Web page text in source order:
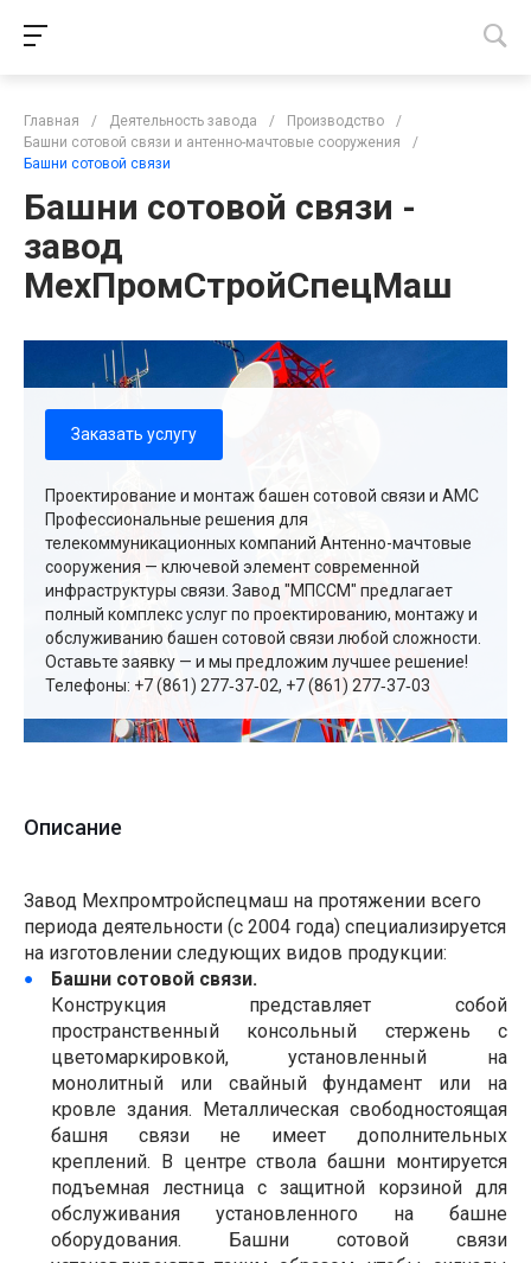
Главная / Деятельность завода / Производство
/
Башни сотовой связи и антенно-мачтовые сооружения
/
Башни сотовой связи
Башни сотовой связи -
завод
МехПромСтройСпецМаш
Заказать услугу
Проектирование и монтаж башен сотовой связи и АМС
Профессиональные решения для
телекоммуникационных компаний Антенно-мачтовые
сооружения — ключевой элемент современной
инфраструктуры связи. Завод "МПССМ" предлагает
полный комплекс услуг по проектированию, монтажу и
обслуживанию башен сотовой связи любой сложности.
Оставьте заявку — и мы предложим лучшее решение!
Телефоны: +7 (861) 277‑37‑02, +7 (861) 277‑37‑03
Описание
Завод Мехпромтройспецмаш на протяжении всего
периода деятельности (с 2004 года) специализируется
на изготовлении следующих видов продукции:
Башни сотовой связи.
Конструкция представляет собой
пространственный консольный стержень с
цветомаркировкой, установленный на
монолитный или свайный фундамент или на
кровле здания. Металлическая свободностоящая
башня связи не имеет дополнительных
креплений. В центре ствола башни монтируется
подъемная лестница с защитной корзиной для
обслуживания установленного на башне
оборудования. Башни сотовой связи